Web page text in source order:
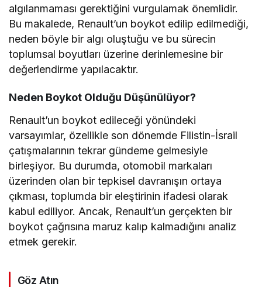
algılanmaması gerektiğini vurgulamak önemlidir.
Bu makalede, Renault’un boykot edilip edilmediği,
neden böyle bir algı oluştuğu ve bu sürecin
toplumsal boyutları üzerine derinlemesine bir
değerlendirme yapılacaktır.
Neden Boykot Olduğu Düşünülüyor?
Renault’un boykot edileceği yönündeki
varsayımlar, özellikle son dönemde Filistin-İsrail
çatışmalarının tekrar gündeme gelmesiyle
birleşiyor. Bu durumda, otomobil markaları
üzerinden olan bir tepkisel davranışın ortaya
çıkması, toplumda bir eleştirinin ifadesi olarak
kabul ediliyor. Ancak, Renault’un gerçekten bir
boykot çağrısına maruz kalıp kalmadığını analiz
etmek gerekir.
Göz Atın